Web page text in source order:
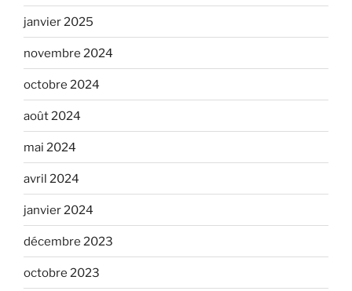
janvier 2025
novembre 2024
octobre 2024
août 2024
mai 2024
avril 2024
janvier 2024
décembre 2023
octobre 2023